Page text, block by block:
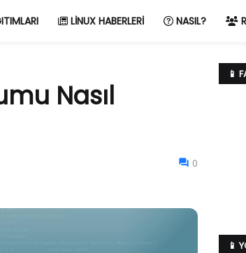
LINUX HABERLERI NASIL?
Nasıl
0
📱
📱